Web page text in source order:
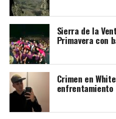
Sierra de la
Primavera con
Crimen en
enfrentamiento